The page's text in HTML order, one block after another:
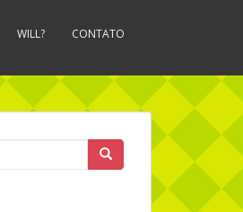
WILL? CONTATO